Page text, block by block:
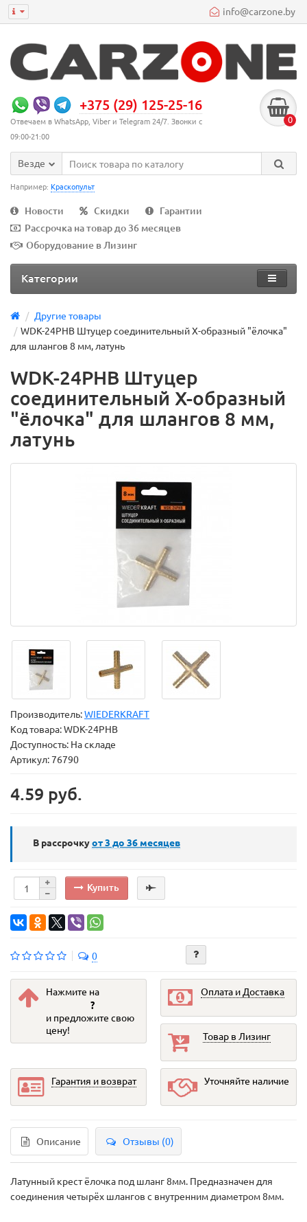
info@carzone.by
+375 (29) 125-25-16
Отвечаем в WhatsApp, Viber и Telegram 24/7. Звонки с
09:00-21:00
0
Везде
Например: Краскопульт
Новости Скидки
Гарантии
Рассрочка на товар до 36 месяцев
Оборудование в Лизинг
Категории
Другие товары
WDK-24PHB Штуцер соединительный X-образный "ёлочка"
для шлангов 8 мм, латунь
WDK-24PHB Штуцер
соединительный X-образный
"ёлочка" для шлангов 8 мм,
латунь
Производитель:WIEDERKRAFT
Код товара:WDK-24PHB
Доступность: На складе
Артикул: 76790
4.59 руб.
В рассрочкуот 3 до 36 месяцев
Купить
0
Нажмите на
?
и предложите свою
цену!
Оплата и Доставка
Товар в Лизинг
Гарантия и возврат Уточняйте наличие
Описание Отзывы (0)
Латунный крест ёлочка под шланг 8мм. Предназначен для
соединения четырёх шлангов с внутренним диаметром 8мм.